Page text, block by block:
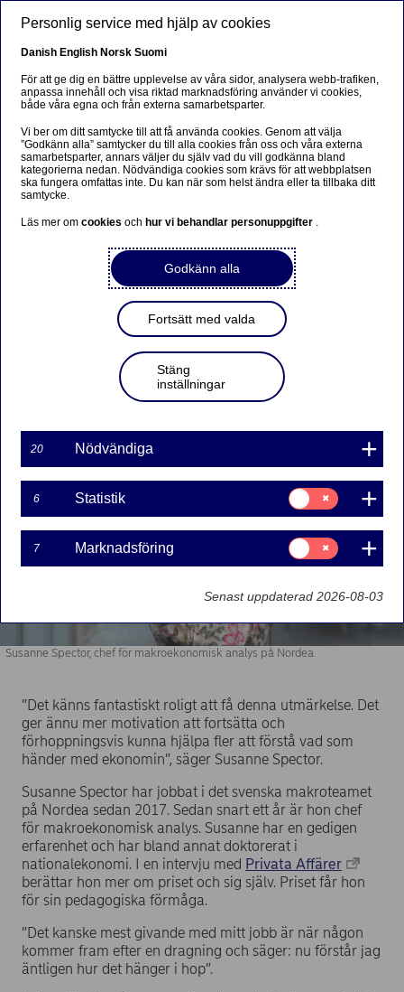
Om oss
Nordeas Susanne Spector
Årets Bankprofil 2023
2023-12-19
Tidningen Privata Affärer har utsett Nordeas chef
för makroekonomisk analys Susanne Spector till
Årets Bankprofil. Motiveringen lyder ”2023 var
makronyheter i allas mun – och plånbok. I
tolkar vad som väntar härnäst för hushåll och
företag i vår mikroekonomi”.
Susanne Spector, chef för makroekonomisk analys på Nordea.
”Det känns fantastiskt roligt att få denna utmärkelse. Det
ger ännu mer motivation att fortsätta och
förhoppningsvis kunna hjälpa fler att förstå vad som
händer med ekonomin”, säger Susanne Spector.
Susanne Spector har jobbat i det svenska makroteamet
på Nordea sedan 2017. Sedan snart ett år är hon chef
för makroekonomisk analys. Susanne har en gedigen
erfarenhet och har bland annat doktorerat i
nationalekonomi. I en intervju med Privata Affärer
berättar hon mer om priset och sig själv. Priset får hon
för sin pedagogiska förmåga.
”Det kanske mest givande med mitt jobb är när någon
kommer fram efter en dragning och säger: nu förstår jag
äntligen hur det hänger i hop”.
Personlig service med hjälp av cookies
Danish English Norsk Suomi
För att ge dig en bättre upplevelse av våra sidor, analysera webb-trafiken,
anpassa innehåll och visa riktad marknadsföring använder vi cookies,
både våra egna och från externa samarbetsparter.
Vi ber om ditt samtycke till att få använda cookies. Genom att välja
”Godkänn alla” samtycker du till alla cookies från oss och våra externa
samarbetsparter, annars väljer du själv vad du vill godkänna bland
kategorierna nedan. Nödvändiga cookies som krävs för att webbplatsen
ska fungera omfattas inte. Du kan när som helst ändra eller ta tillbaka ditt
samtycke.
Läs mer omcookiesoch hur vi behandlar personuppgifter .
Godkänn alla
Fortsätt med valda
Stäng
inställningar
20 Nödvändiga
6 Statistik
Samtycke
för:
Statistik
7 Marknadsföring
Samtycke
för:
Marknadsföring
Senast uppdaterad 2026-08-03